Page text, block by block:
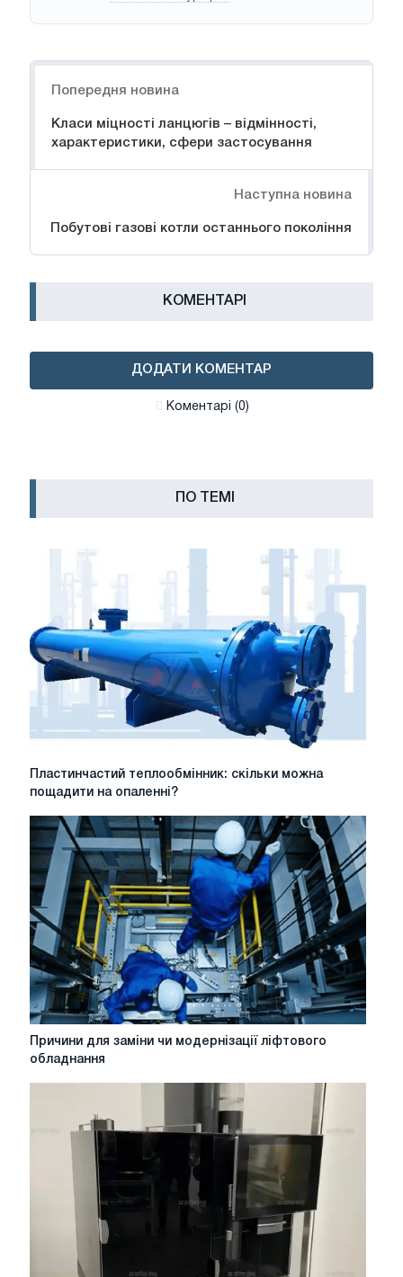
Попередня новина
Класи міцності ланцюгів – відмінності,
характеристики, сфери застосування
Наступна новина
Побутові газові котли останнього покоління
КОМЕНТАРІ
ДОДАТИ КОМЕНТАР
Коментарі (0)
ПО ТЕМІ
Пластинчастий
можна
пощадити
опаленні?
Пластинчастий теплообмінник: скільки можна
пощадити на опаленні?
Причини
для
ліфтового
обладнання
Причини для заміни чи модернізації ліфтового
обладнання